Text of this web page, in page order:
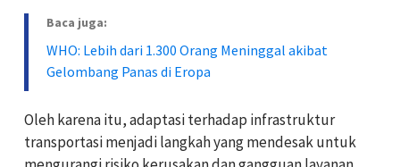
Baca juga:
WHO: Lebih dari 1.300 Orang Meninggal akibat
Gelombang Panas di Eropa
Oleh karena itu, adaptasi terhadap infrastruktur
transportasi menjadi langkah yang mendesak untuk